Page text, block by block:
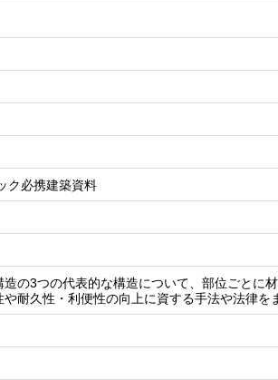
ク必携建築資料
の3つの代表的な構造について、部位ごとに
耐久性・利便性の向上に資する手法や法律を